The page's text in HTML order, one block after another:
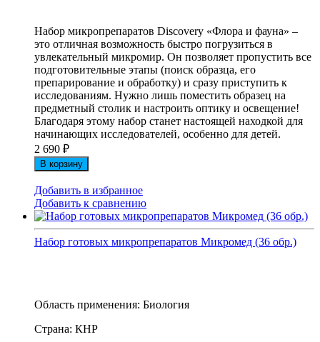
Набор микропрепаратов Discovery «Флора и фауна» –
это отличная возможность быстро погрузиться в
увлекательный микромир. Он позволяет пропустить все
подготовительные этапы (поиск образца, его
препарирование и обработку) и сразу приступить к
исследованиям. Нужно лишь поместить образец на
предметный столик и настроить оптику и освещение!
Благодаря этому набор станет настоящей находкой для
начинающих исследователей, особенно для детей.
2 690 ₽
В корзину
Добавить в избранное
Добавить к сравнению
Набор готовых микропрепаратов Микромед (36 обр.)
Область применения: Биология
Страна: КНР